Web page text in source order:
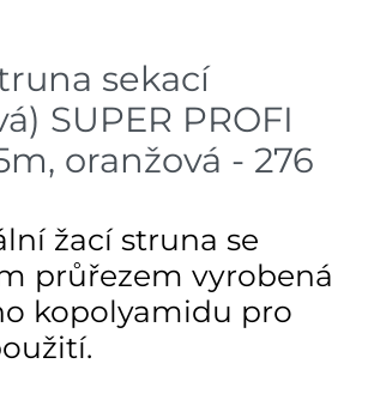
- doručení do 7 dnů
- doručení do 7 dnů
8 ks
- doručení do 7 dnů
5 ks
sekací
SUPER PROFI
oranžová - 276
žací struna se
průřezem vyrobená
kopolyamidu pro